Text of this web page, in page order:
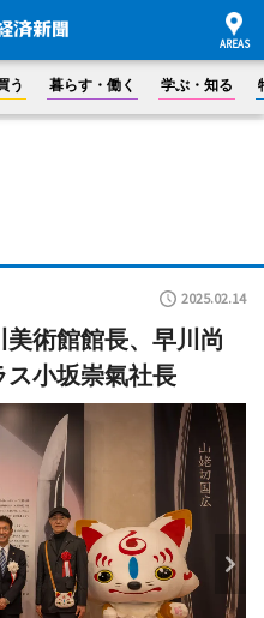
う 暮らす・働く 学ぶ・知る
2025.02.14
美術館館長、早川尚
小坂崇氣社長